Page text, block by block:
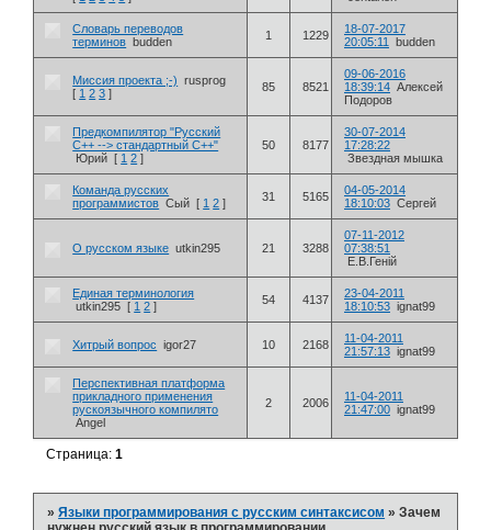
Словарь переводов
терминов budden 1 1229
18-07-2017
20:05:11
budden
Миссия проекта ;-)
rusprog
[ 1 2 3 ] 85 8521
09-06-2016
18:39:14 Алексей
Подоров
Предкомпилятор "Русский
С++ --> стандартный С++"
Юрий [ 1 2 ]
50 8177
30-07-2014
17:28:22
Звездная мышка
Команда русских
программистов Сый [ 1 2 ] 31 5165
04-05-2014
18:10:03 Сергей
О русском языке utkin295 21 3288
07-11-2012
07:38:51
Е.В.Геній
Единая терминология
utkin295 [ 1 2 ] 54 4137
23-04-2011
18:10:53 ignat99
Хитрый вопрос igor27 10 2168
11-04-2011
21:57:13 ignat99
Перспективная платформа
прикладного применения
рускоязычного компилято
Angel
2 2006
11-04-2011
21:47:00 ignat99
Страница:1
»Языки программирования с русским синтаксисом »Зачем